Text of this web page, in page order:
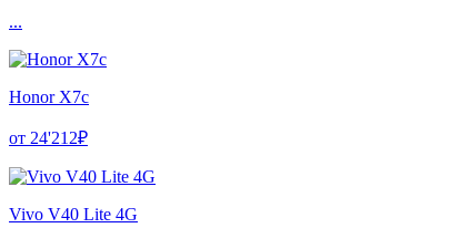
...
Honor X7c
от 24'212₽
Vivo V40 Lite 4G